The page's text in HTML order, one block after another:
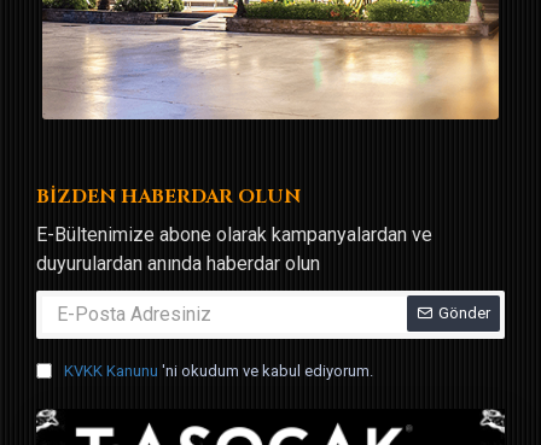
BİZDEN HABERDAR OLUN
E-Bültenimize abone olarak kampanyalardan ve
duyurulardan anında haberdar olun
Gönder
KVKK Kanunu 'ni okudum ve kabul ediyorum.